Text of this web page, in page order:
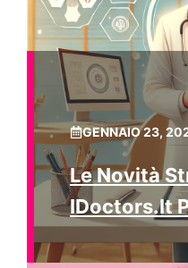
GENNAIO 23,
Le Novità
IDoctors.it